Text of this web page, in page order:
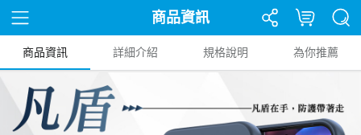
商品資訊
商品資訊 詳細介紹 規格說明 為你推薦